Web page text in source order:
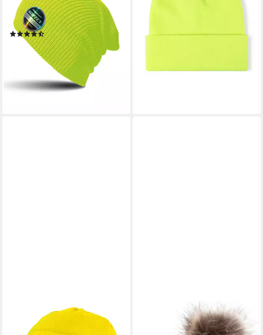
(Spar-Set, 2er Pack)
Doppellagig, Sehr weich, sehr
leicht
(3)
14,95 € UVP29,95 €
(7,48 €/ 1 Stk)
lieferbar - in 6-7 Werktagen bei dir
Wintermütze Strickmütze,
Warm Sportmütze Mütze
15,99 €
Strickmütze 1224
Bommelmütze Wintermütze